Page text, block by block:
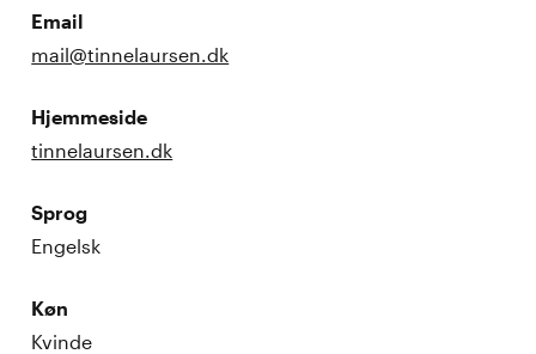
Email
mail@tinnelaursen.dk
Hjemmeside
tinnelaursen.dk
Sprog
Engelsk
Køn
Kvinde